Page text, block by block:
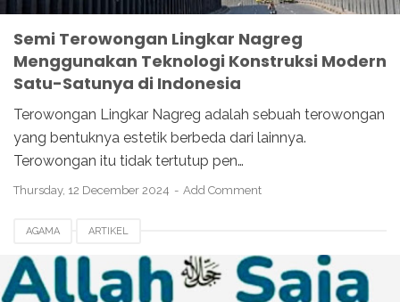
Semi Terowongan Lingkar Nagreg
Menggunakan Teknologi Konstruksi Modern
Satu-Satunya di Indonesia
Terowongan Lingkar Nagreg adalah sebuah terowongan
yang bentuknya estetik berbeda dari lainnya.
Terowongan itu tidak tertutup pen…
Thursday, 12 December 2024 Add Comment
AGAMA ARTIKEL